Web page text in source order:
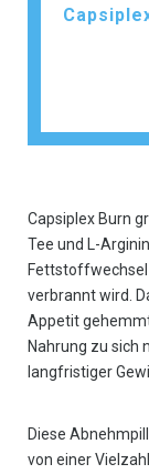
Capsiplex Burn
Tee und L-
verbrannt wird.
Appetit
Nahrung zu sich
langfristiger
Diese
von einer